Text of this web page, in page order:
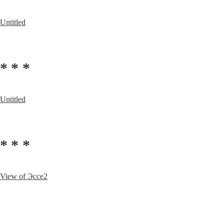
Untitled
* * *
Untitled
* * *
View of Эссе2